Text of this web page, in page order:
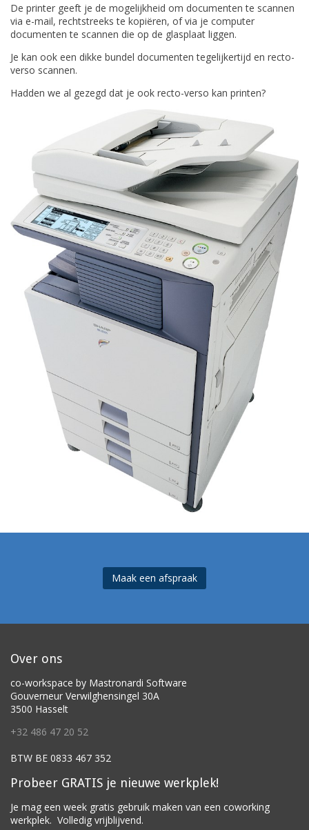
De printer geeft je de mogelijkheid om documenten te scannen
via e-mail, rechtstreeks te kopiëren, of via je computer
documenten te scannen die op de glasplaat liggen.
Je kan ook een dikke bundel documenten tegelijkertijd en recto-
verso scannen.
Hadden we al gezegd dat je ook recto-verso kan printen?
Maak een afspraak
Over ons
co-workspace by Mastronardi Software
Gouverneur Verwilghensingel 30A
3500 Hasselt
+32 486 47 20 52
BTW BE 0833 467 352
Probeer GRATIS je nieuwe werkplek!
Je mag een week gratis gebruik maken van een coworking
werkplek. Volledig vrijblijvend.